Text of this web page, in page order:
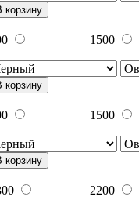
корзину
1500
корзину
1500
корзину
2200